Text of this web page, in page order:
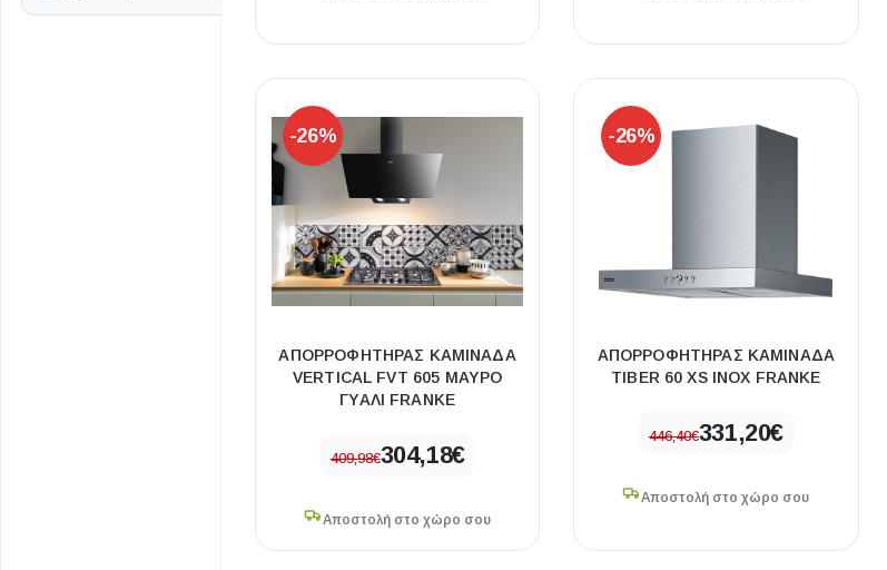
Πέτρα
-26%
ΑΠΟΡΡΟΦΗΤΗΡΑΣ ΚΑΜΙΝΑΔΑ
VERTICAL FVT 605 ΜΑΥΡΟ
ΓΥΑΛΙ FRANKE
409,98€304,18€
Αποστολή στο χώρο σου
-26%
ΑΠΟΡΡΟΦΗΤΗΡΑΣ ΚΑΜΙΝΑΔΑ
TIBER 60 XS INOX FRANKE
446,40€331,20€
Αποστολή στο χώρο σου